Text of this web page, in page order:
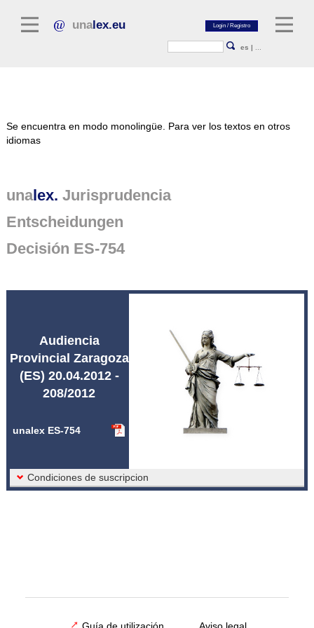
unalex.eu
es |
Textos normativos
Jurisprudencia
Se encuentra en modo monolingüe. Para ver los textos en otros
idiomas
unalex. Jurisprudencia
Entscheidungen
Decisión ES-754
Audiencia
Provincial Zaragoza
(ES) 20.04.2012 -
208/2012
unalex ES-754
Condiciones de suscripcion
Guía de utilización Aviso legal